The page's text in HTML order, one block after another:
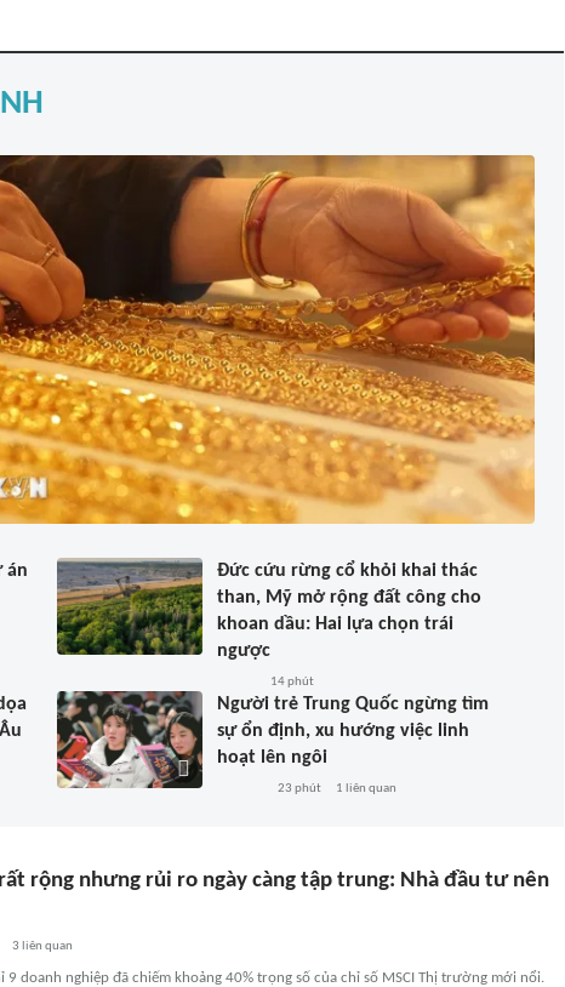
án
Đức cứu rừng cổ khỏi khai thác
than, Mỹ mở rộng đất công cho
khoan dầu: Hai lựa chọn trái
ngược
14 phút
Người trẻ Trung Quốc ngừng tìm
sự ổn định, xu hướng việc linh
hoạt lên ngôi
23 phút 1 liên quan
rộng nhưng rủi ro ngày càng tập trung: Nhà đầu tư nên
3 liên quan
9 doanh nghiệp đã chiếm khoảng 40% trọng số của chỉ số MSCI Thị trường mới nổi.